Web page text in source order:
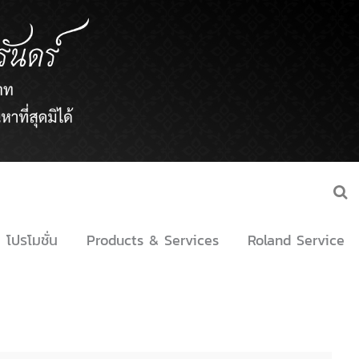
โปรโมชั่น Products & Services Roland Service